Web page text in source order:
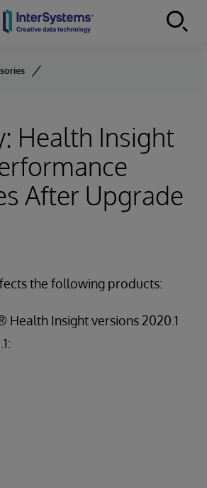
Health Insight
After Upgrade
the following products:
Health Insight versions 2020.1